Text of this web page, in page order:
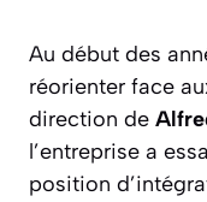
Au début des
réorienter face
direction de
l’entreprise a
position